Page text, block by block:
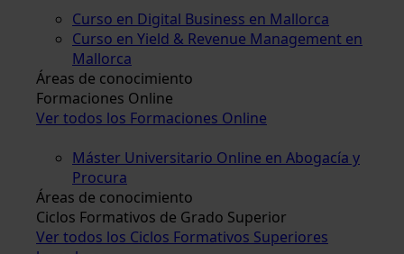
Curso en Digital Business en Mallorca
Curso en Yield & Revenue Management en
Mallorca
Áreas de conocimiento
Formaciones Online
Ver todos los Formaciones Online
Máster Universitario Online en Abogacía y
Procura
Áreas de conocimiento
Ciclos Formativos de Grado Superior
Ver todos los Ciclos Formativos Superiores